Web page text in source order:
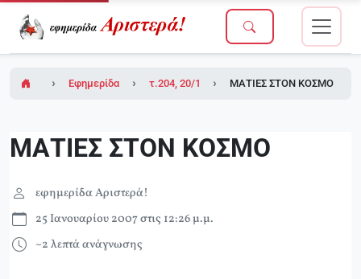
Εφημερίδα Αριστερά!τ.204, 20/10/2006ΜΑΤΙΕΣ ΣΤΟΝ ΚΟΣΜΟ
ΜΑΤΙΕΣ ΣΤΟΝ ΚΟΣΜΟ
εφημερίδα Αριστερά!
25 Ιανουαρίου 2007 στις 12:26 μ.μ.
~2 λεπτά ανάγνωσης